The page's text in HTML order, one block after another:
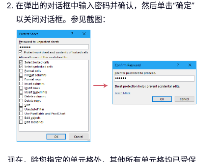
在弹出的对话框中输入密码并确认，然后单击“确定”
以关闭对话框。参见截图：
现在，除您指定的单元格外，其他所有单元格均已受保